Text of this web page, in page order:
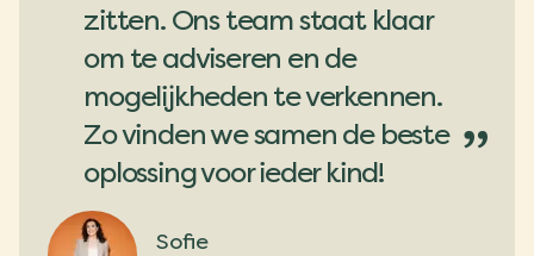
Sofie
zitten. Ons team staat klaar
om te adviseren en de
mogelijkheden te verkennen.
Zo vinden we samen de beste
oplossing voor ieder kind!
”